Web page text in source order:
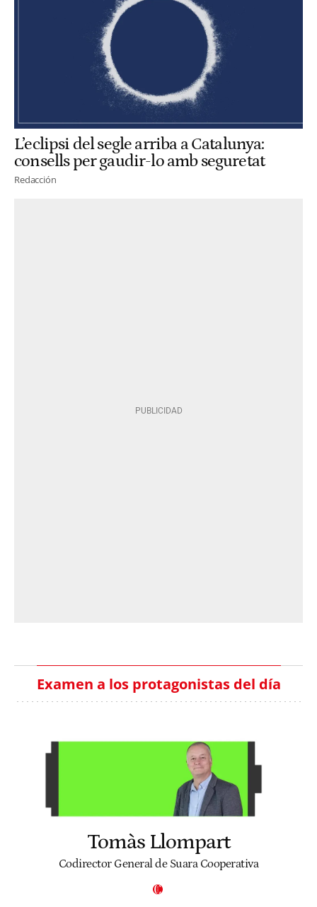
L’eclipsi del segle arriba a Catalunya:
consells per gaudir-lo amb seguretat
Redacción
Examen a los protagonistas del día
Tomàs Llompart
Codirector General de Suara Cooperativa